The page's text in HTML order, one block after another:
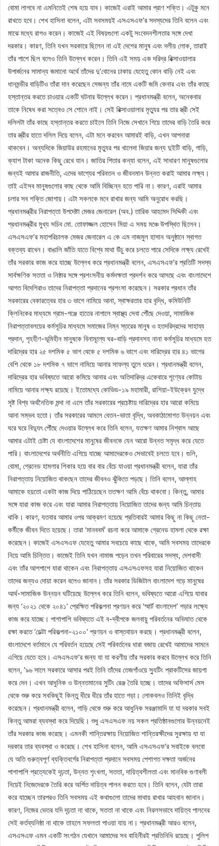
বোমা লাগবে না এমনিতেই শেষ হয়ে যাব। কাজেই এরাই আমার প্রাণ শক্তি। এটুকু মনে
রাখতে হবে। শেখ হাসিনা বলেন, এটা সবসময়ই এসএসএফ’র সদস্যদের তিনি বলেন এবং
মাঝে মধ্যে রাগও করেন। কাজেই এই বিষয়গুলো একটু সংবেদনশীলতার সঙ্গে দেখা
দরকার। কারণ, তিনি যখন সরকারে ছিলেন না এই দেশের মানুষ এবং দলীয় লোক, তারাই
তাঁর পাশে ছিল বলেও তিনি উল্লেখ করেন। তিনি এই সময় এক দরিদ্র রিক্সাওয়ালার
উপার্জনের সামান্য জমানো অর্থে তাঁদের দু’বোনের ঢাকায় যেহেতু কোন বাড়ি নেই এবং
ধানমন্ডীর বাড়িটিও তাঁরা দান করেছেন সেজন্য তাঁর নামে একটি জমি কেনার এবং তাঁর কাছে
হস্তান্তর করতে চাওয়ার একটি ঘটনার উল্লেখ করেন। প্রধানমন্ত্রী বলেন, অনেকবার
তাকে নিষেধ করা সত্বেও সে শোনে নাই। সেই রিক্সাওয়ালার মৃত্যুর পর তার স্ত্রী সেই
দলিলটা তাঁর কাছে হস্তান্তর করতে চাইলে তিনি নিজে সেখানে গিয়ে তাদের বাড়ি তৈরি করে
তার স্ত্রীর হাতে দলিল দিয়ে বলেন, এটা মনে করবেন আমারই বাড়ি, এখন আপনারা
থাকবেন। অন্যদিকে জিয়াউর রহমানের মৃত্যুর পর খালেদা জিয়ার জন্য দুইটি বাড়ি, গাড়ি,
ক্যাশ টাকা অনেক কিছু রেখে যান। জাতির পিতার কন্যা বলেন, এই সাধারণ মানুষগুলোর
জন্যই আমার রাজনীতি, এদের ভাগ্যের পরিবতন ও জীবনমান উন্নত করাই আমার লক্ষ্য।
তাই এইসব মানুষগুলোর কাছ থেকে আমি বিচ্ছিন্ন হতে পারি না। কারণ, এরাই আমার
চলার সব শক্তি জোগায়। এটা সকলকে মনে রাখার জন্য আমি অনুরোধ করছি।
প্রধানমন্ত্রীর নিরাপত্তা উপদেষ্টা মেজর জেনারেল (অব.) তারিক আহমেদ সিদ্দিকী এবং
প্রধানমন্ত্রীর মুখ্য সচিব মো. তোফাজ্জল হোসেন মিয়া এ সময় মঞ্চে উপস্থিত ছিলেন।
এসএসএফ’র মহাপরিচালক মেজর জেনারেল এ কে এম নাজমুল হাসান অনুষ্ঠানে স্বাগত
বক্তব্য রাখেন। বাঙালি জাঁতি যাতে বিশ্বে মাথা উঁচু করে চলতে পারে সেদিকে লক্ষ্য রেখেই
তাঁর সরকার কাজ করে যাচ্ছে উল্লেখ করে প্রধানমন্ত্রী বলেন, এসএসএফ’র প্রতিটি সদস্য
সার্বক্ষণিক সততা ও নিষ্ঠার সঙ্গে প্রশংসনীয় কর্মদক্ষতা প্রদর্শন করে আসছে এবং বাংলাদেশে
আগত বিদেশিরাও তাদের নিরাপত্তা প্রদানের প্রশংসা করেছেন। সরকার প্রধান তাঁর
সরকারের বেকারত্বের হার ৩ ভাগে নামিয়ে আনা, স্বাক্ষরতার হার বৃদ্ধি, কমিউনিটি
ক্লিনিকের মাধ্যমে গ্রাম-গঞ্জে হাতের নাগালে স্বাস্থ্য সেবা পৌঁছে দেওয়া, সামাজিক
নিরাপত্তাবলয়ের কর্মসূচির মাধ্যমে সমাজের নিম্ন স্তরের মানুষ ও হতদরিদ্রদের সাহায্য
প্রদান, গৃহহীণ-ভূমিহীন মানুষকে বিনামূল্যে ঘর-বাড়ি প্রদানসহ নানা কর্মসূচির মাধ্যমে হত
দারিদ্রের হার ২৫ দশমিক ৫ ভাগ থেকে ৫ দশমিক ৬ ভাগে এবং দারিদ্রের হার ৪১ ভাগের
বেশি থেকে ১৮ দশমিক ৭ ভাগে নামিয়ে আনার সাফল্য তুলে ধরেন। প্রধানমন্ত্রী বলেন,
দারিদ্রের হার ভবিষ্যতে আরো কমিয়ে আনার এবং অতিদারিদ্র একেবারে শূণ্যের কোটায়
নামিয়ে আনার লক্ষ্য রয়েছে। ইতোমধ্যে কোভিড-১৯ মহামারী, রাশিয়া-ইউক্রেন যুদ্ধে
সৃষ্ট বিশ্ব অর্থনৈতিক মন্দা না এলে তাঁর সরকারের প্রচেষ্টায় দারিদ্রের হার আরো কমিয়ে
আনা সম্ভব হতো। তাঁর সরকারের আমলে বেতন-ভাতা বৃদ্ধি, অবকাঠামোগত উন্নয়ন এবং
ঘরে ঘরে বিদ্যুৎ পৌঁছে দেওয়ার উল্লেখ করে তিনি বলেন, যতক্ষণ আমার নিশ্বাস আছে
আমার এটাই চেষ্টা যে বাংলাদেশের মানুষের জীবনকে যেন আরো উন্নত সমৃদ্ধ করে যেতে
পারি। বাংলাদেশের অর্থনীতি এগিয়ে যাচ্ছে আমাদেরকেও সেভাবেই চলতে হবে। গুলি,
বোমা, গ্রেনেড হামলার শিকার হয়ে বার বার বেঁচে যাওয়া প্রধানমন্ত্রী বলেন, যারা তাঁর
নিরাপত্তায় নিয়োজিত থাকছেন তাদের জীবনও ঝুঁকিতে পড়ছে। তিনি বলেন, আল্লাহ
আমাকে হয়তো একটা কাজ দিয়ে পাঠিয়েছেন ততক্ষণ আমি বেঁচে থাকবো। কিন্তু, আমার
সঙ্গে যারা কাজ করে এবং যারা আমার নিরাপত্তায় নিয়োজিত তাদের জন্য আমি চিন্তায়
থাকি। কারণ, যতবার আমার ওপর আক্রমণ হয়েছে প্রতিবারই আমার কিছু না কিছু নেতা-
কর্মীকে জীবন দিতে হয়েছে। তারা ‘মানববর্ম’ রচনা করে আমাকে গ্রেনেড হামলা থেকে রক্ষা
করেছেন। কাজেই এসএসএফ যেহেতু আমার সবচেয়ে কাছে থাকে, আমি সবসময় তাদেরকে
নিয়ে আমি চিন্তিত। কাজেই তিনি যখন নামাজ পড়েন তখন পরিবারের সদস্য, দেশবাসী
এবং তাঁর আশপাশে যারা থাকেন এবং নিরাপত্তায় এসএসএফসহ যারা নিয়োজিত থাকেন
তাদের জন্যও দোয়া করেন বলেও জানান। তাঁর সরকার ডিজিটাল বাংলাদেশ গড়ে মানুষের
আর্থ-সামাজিক উন্নয়ন ঘটিয়েছে উল্লেখ করে তিনি বলেন, ভবিষ্যতে আরো এগিয়ে যাবার
জন্য ‘২০২১ থেকে ২০৪১’ প্রেক্ষিত পরিকল্পনা প্রণয়ন করে ‘স্মার্ট বাংলাদেশ’ গড়ার লক্ষ্যে
কাজ করে যাচ্ছে। পাশাপাশি ভবিষ্যতে এই ব-দ্বীপকে জলবায়ু পরিবর্তনের অভিঘাত থেকে
রক্ষা করতে ‘ডেল্টা পরিকল্পনা-২১০০’ প্রণয়ন ও বাস্তবায়ন করছে। প্রধানমন্ত্রী বলেন,
বাংলাদেশে বর্তমানে যে পরিবর্তন হয়েছে সেই পরিবর্তনের ধারা বজায় রেখেই আমাদের সামনে
এগিয়ে যেতে হবে। এসএসএফ’র জন্য যা যা করণীয় তাঁর সরকার করবে উল্লেখ করে তিনি
বলেন, ’৯৬ সালে সরকারে আসার পরই তিনি তাঁদের তেজগাঁওয়ে স্যুটিং প্রাকটিসের জায়গা
করে দেন। এখন আধুনিক ও উন্নতমানের সুটিং রেঞ্জ তৈরি হচ্ছে। তাদের অফিসার্স মেস
থেকে শুরু করে সবকিছুই কিন্তু ধীরে ধীরে তাঁর হাতে গড়া। লোকবলও তিনিই বৃদ্ধি
করেছেন। প্রধানমন্ত্রী বলেন, গাড়ি থেকে শুরু করে আধুনিক সরঞ্জামাদি যা যা দরকার সবই
কিন্তু আমরা ব্যবস্থা করে দিয়েছি। শুধু এসএসএফ নয় সকল প্রতিষ্ঠানগুলোর উন্নয়নেই
তাঁর সরকার কাজ করেছে। এমনকী শান্তিরক্ষায় নিয়োজিত শান্তিরক্ষীদের সুরক্ষায় যা যা
দরকার তার ব্যবস্থা ও করেছে। শেখ হাসিনা বলেন, আমি এসএসএফ’র সবাইকে বলবো
যে অতি গুরুত্বপূর্ণ ব্যক্তিবর্গের নিরাপত্তা প্রদানে সবসময় পেশাগত দক্ষতা অর্জনের
পাশাপাশি প্রত্যেকেই দৃঢ়তা, উন্নত শৃংখলা, সততা, দায়িত্বশীলতা এবং মানবিক গুণাবলী
নিয়েই নিজেদেরকে তৈরি করে অর্পিত দায়িত্ব পালন করতে হবে। তিনি বলেন, যেটা তারা
করে যাচ্ছেন তারপরও তিনি সবসময় এই কথাগুলো তাদের মাথায় রাখার আহবান জানান।
কারণ, নিজের ভেতর যদি দৃঢ়তা না থাকে, সততা না থাকে এবং নিরলসভাবে দায়িত্ব পালনের
সেই কর্তব্যনিষ্ঠা না থাকে তাহলে সফলতা পাওয়া যায় না। প্রধানমন্ত্রী আরও বলেন,
এসএসএফ এমন একটি সংগঠন যেখানে আমাদের সব বাহিনীরই প্রতিনিধি রয়েছে। পুলিশ